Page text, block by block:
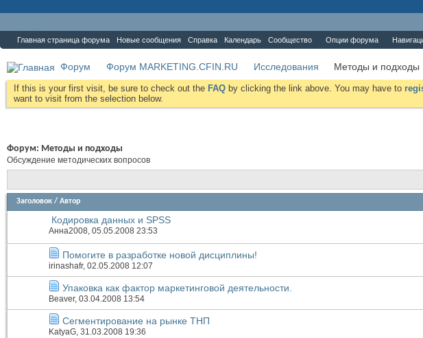
Главная страница форума Новые сообщения Справка Календарь Сообщество Опции форума
Форум Форум MARKETING.CFIN.RU Исследования Методы и подходы
If this is your first visit, be sure to check out the FAQ by clicking the link above. You may have to
want to visit from the selection below.
Форум: Методы и подходы
Обсуждение методических вопросов
Заголовок / Автор
Кодировка данных и SPSS
Анна2008, 05.05.2008 23:53
Помогите в разработке новой дисциплины!
irinashafr, 02.05.2008 12:07
Упаковка как фактор маркетинговой деятельности.
Beaver, 03.04.2008 13:54
Сегментирование на рынке ТНП
KatyaG, 31.03.2008 19:36